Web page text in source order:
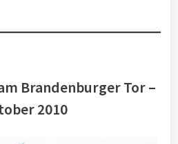
Brandenburger Tor –
2010